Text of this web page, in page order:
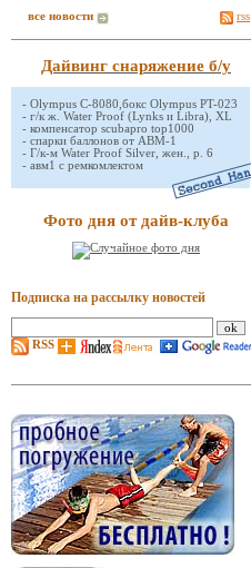
все новости rss
Дайвинг снаряжение б/у
- Olympus C-8080,бокс Olympus PT-023
- г/к ж. Water Proof (Lynks и Libra), XL
- компенсатор scubapro top1000
- спарки баллонов от АВМ-1
- Г/к-м Water Proof Silver, жен., р. 6
- авм1 с ремкомлектом
Фото дня от дайв-клуба
Подписка на рассылку новостей
RSS